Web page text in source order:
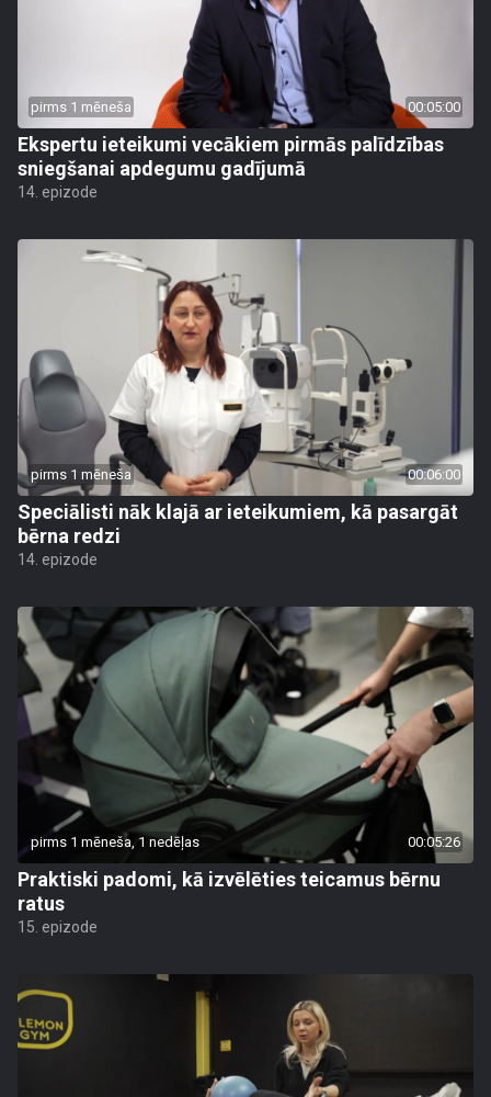
pirms 1 mēneša 00:05:00
Ekspertu ieteikumi vecākiem pirmās palīdzības
sniegšanai apdegumu gadījumā
14. epizode
pirms 1 mēneša 00:06:00
Speciālisti nāk klajā ar ieteikumiem, kā pasargāt
bērna redzi
14. epizode
pirms 1 mēneša, 1 nedēļas 00:05:26
Praktiski padomi, kā izvēlēties teicamus bērnu
ratus
15. epizode